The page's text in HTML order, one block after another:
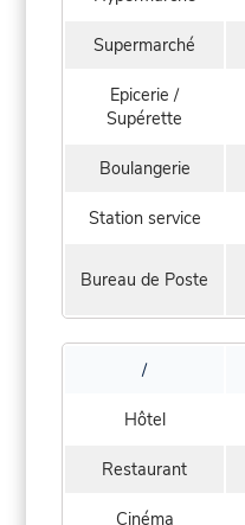
Supermarché
Epicerie /
Supérette
Boulangerie
Station service
Bureau de Poste
/
Hôtel
Restaurant
Cinéma